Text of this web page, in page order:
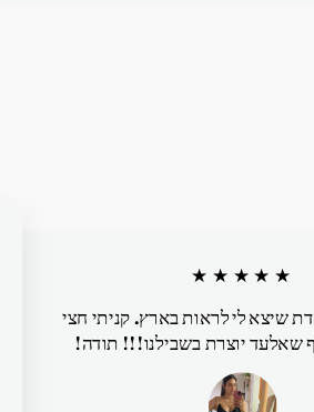
★★★★★
שיצא לי לראות בארץ. קניתי חצי
שאלעד יוצרת בשבילנו!!! תודה!